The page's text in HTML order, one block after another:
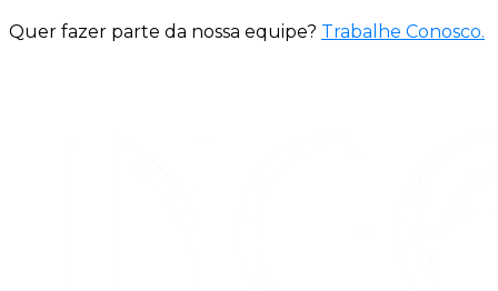
Quer fazer parte da nossa equipe? Trabalhe Conosco.